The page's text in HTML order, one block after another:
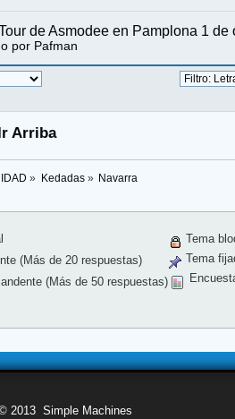
de Asmodee en Pamplona 1 de
por Pafman
Arriba
» Kedadas» Navarra
(Más de 20 respuestas)
(Más de 50 respuestas)
Tema
Tema
2013 Simple Machines